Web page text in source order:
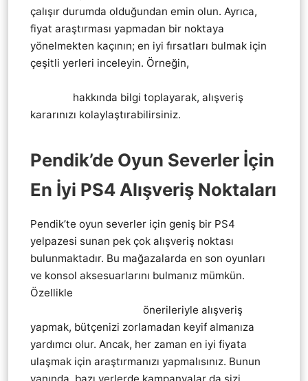
çalışır durumda olduğundan emin olun. Ayrıca,
fiyat araştırması yapmadan bir noktaya
yönelmekten kaçının; en iyi fırsatları bulmak için
çeşitli yerleri inceleyin. Örneğin,
hakkında bilgi toplayarak, alışveriş
kararınızı kolaylaştırabilirsiniz.
Pendik’de Oyun Severler İçin
En İyi PS4 Alışveriş Noktaları
Pendik’te oyun severler için geniş bir PS4
yelpazesi sunan pek çok alışveriş noktası
bulunmaktadır. Bu mağazalarda en son oyunları
ve konsol aksesuarlarını bulmanız mümkün.
Özellikle
önerileriyle alışveriş
yapmak, bütçenizi zorlamadan keyif almanıza
yardımcı olur. Ancak, her zaman en iyi fiyata
ulaşmak için araştırmanızı yapmalısınız. Bunun